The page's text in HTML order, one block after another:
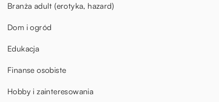
Branża adult (erotyka, hazard)
Dom i ogród
Edukacja
Finanse osobiste
Hobby i zainteresowania